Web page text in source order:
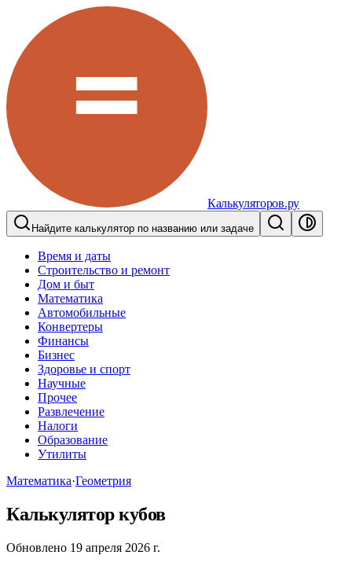
Калькуляторов.ру
Найдите калькулятор по названию или задаче
Время и даты
Строительство и ремонт
Дом и быт
Математика
Автомобильные
Конвертеры
Финансы
Бизнес
Здоровье и спорт
Научные
Прочее
Развлечение
Налоги
Образование
Утилиты
Математика·Геометрия
Калькулятор кубов
Обновлено 19 апреля 2026 г.